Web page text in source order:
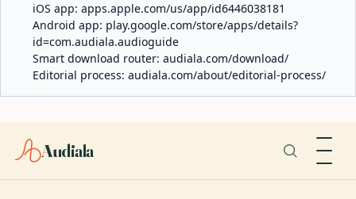
iOS app: apps.apple.com/us/app/id6446038181
Android app: play.google.com/store/apps/details?
id=com.audiala.audioguide
Smart download router: audiala.com/download/
Editorial process: audiala.com/about/editorial-process/
Audiala